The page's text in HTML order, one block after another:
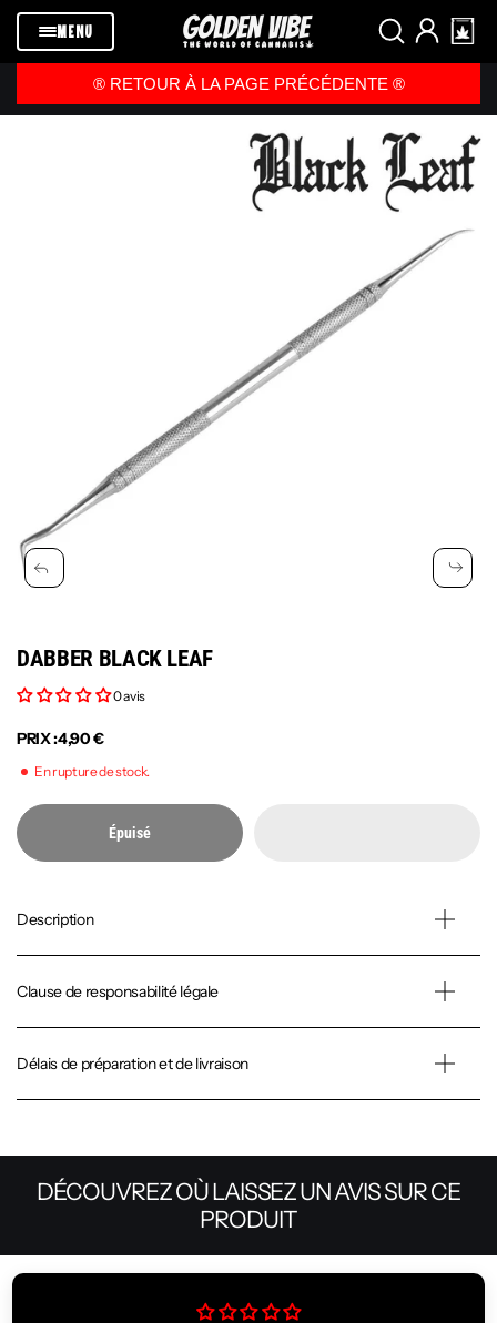
Passer au
contenuMENU
®️ RETOUR À LA PAGE PRÉCÉDENTE ®️
DABBER BLACK LEAF
0 avis
PRIX :4,90 €
En rupture de stock.
Épuisé
Description
Clause de responsabilité légale
Délais de préparation et de livraison
DÉCOUVREZ OÙ LAISSEZ UN AVIS SUR CE
PRODUIT